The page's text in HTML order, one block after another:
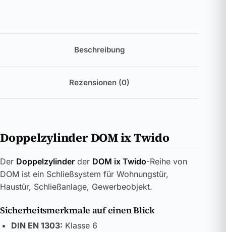
Beschreibung
Rezensionen (0)
Doppelzylinder DOM ix Twido
Der Doppelzylinder der DOM ix Twido-Reihe von
DOM ist ein Schließsystem für Wohnungstür,
Haustür, Schließanlage, Gewerbeobjekt.
Sicherheitsmerkmale auf einen Blick
DIN EN 1303: Klasse 6